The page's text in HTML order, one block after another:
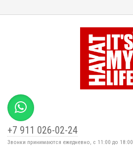
+7 911 026-02-24
Звонки принимаются ежедневно, с 11:00 до 18:00